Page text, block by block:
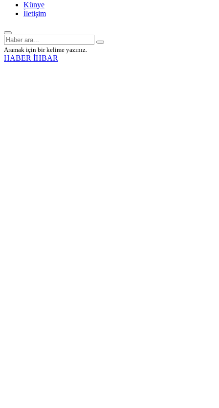
Künye
İletişim
Aramak için bir kelime yazınız.
HABER İHBAR